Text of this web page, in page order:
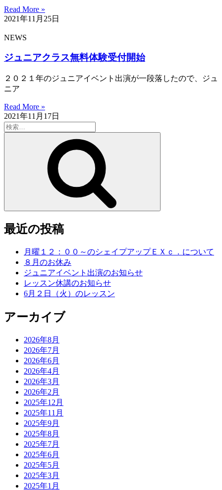
Read More »
2021年11月25日
NEWS
ジュニアクラス無料体験受付開始
２０２１年のジュニアイベント出演が一段落したので、ジュ
ニア
Read More »
2021年11月17日
検
索:
最近の投稿
月曜１２：００～のシェイプアップＥＸｃ．について
８月のお休み
ジュニアイベント出演のお知らせ
レッスン休講のお知らせ
6月２日（火）のレッスン
アーカイブ
2026年8月
2026年7月
2026年6月
2026年4月
2026年3月
2026年2月
2025年12月
2025年11月
2025年9月
2025年8月
2025年7月
2025年6月
2025年5月
2025年3月
2025年1月